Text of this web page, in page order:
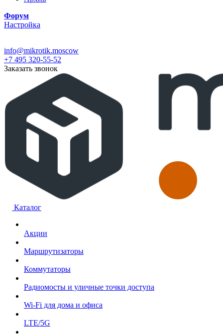
Форум
Настройка
info@mikrotik.moscow
+7 495 320-55-52
Заказать звонок
Каталог
Акции
Маршрутизаторы
Коммутаторы
Радиомосты и уличные точки доступа
Wi-Fi для дома и офиса
LTE/5G